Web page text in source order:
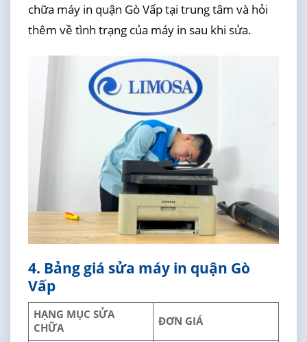
chữa máy in quận Gò Vấp tại trung tâm và hỏi
thêm về tình trạng của máy in sau khi sửa.
4. Bảng giá sửa máy in quận Gò
Vấp
HẠNG MỤC SỬA
CHỮA
ĐƠN GIÁ